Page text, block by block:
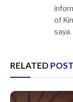
of
saya.
RELATED